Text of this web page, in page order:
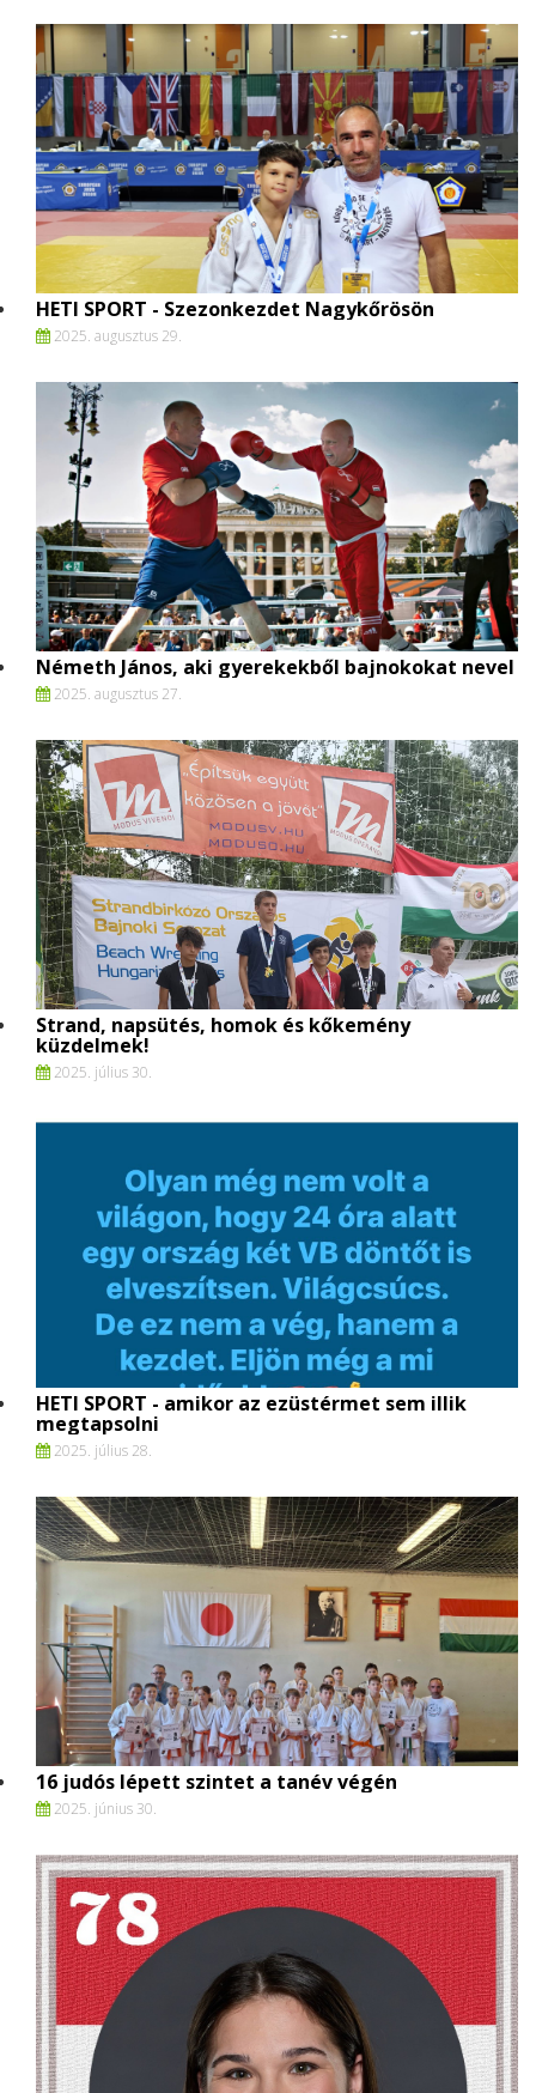
HETI SPORT - Szezonkezdet Nagykőrösön
2025. augusztus 29.
Németh János, aki gyerekekből bajnokokat nevel
2025. augusztus 27.
Strand, napsütés, homok és kőkemény
küzdelmek!
2025. július 30.
HETI SPORT - amikor az ezüstérmet sem illik
megtapsolni
2025. július 28.
16 judós lépett szintet a tanév végén
2025. június 30.